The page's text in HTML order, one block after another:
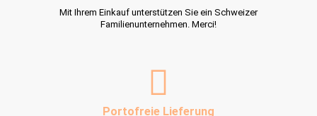
Mit Ihrem Einkauf unterstützen Sie ein Schweizer
Familienunternehmen. Merci!
Portofreie Lieferung